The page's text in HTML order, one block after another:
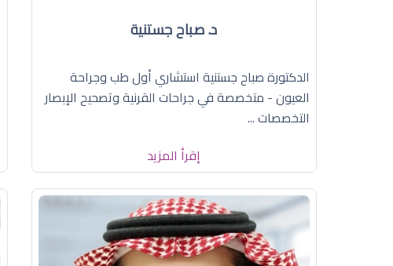
د. صباح جستنية
الدكتورة صباح جستنية استشاري أول طب وجراحة
العيون - متخصصة في جراحات القرنية وتصحيح الإبصار
التخصصات ...
إقرأ المزيد